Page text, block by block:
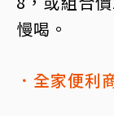
慢喝。
．全家便利